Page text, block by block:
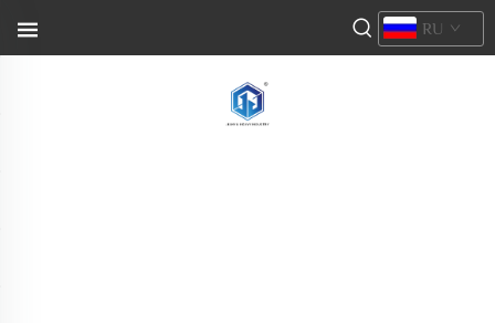
RU